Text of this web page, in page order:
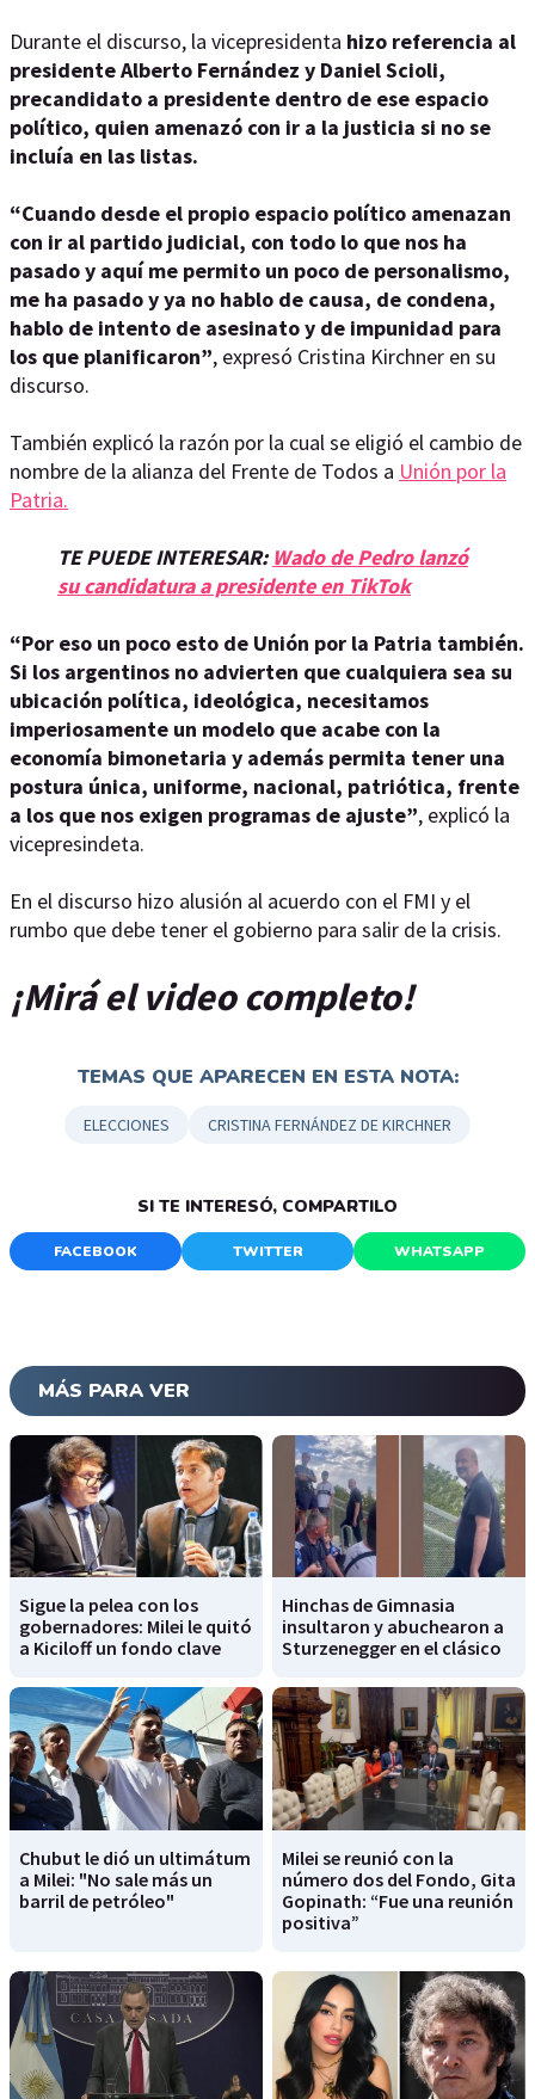
Durante el discurso, la vicepresidenta hizo referencia al
presidente Alberto Fernández y Daniel Scioli,
precandidato a presidente dentro de ese espacio
político, quien amenazó con ir a la justicia si no se
incluía en las listas.
“Cuando desde el propio espacio político amenazan
con ir al partido judicial, con todo lo que nos ha
pasado y aquí me permito un poco de personalismo,
me ha pasado y ya no hablo de causa, de condena,
hablo de intento de asesinato y de impunidad para
los que planificaron”, expresó Cristina Kirchner en su
discurso.
También explicó la razón por la cual se eligió el cambio de
nombre de la alianza del Frente de Todos a Unión por la
Patria.
TE PUEDE INTERESAR:Wado de Pedro lanzó
su candidatura a presidente en TikTok
“Por eso un poco esto de Unión por la Patria también.
Si los argentinos no advierten que cualquiera sea su
ubicación política, ideológica, necesitamos
imperiosamente un modelo que acabe con la
economía bimonetaria y además permita tener una
postura única, uniforme, nacional, patriótica, frente
a los que nos exigen programas de ajuste”, explicó la
vicepresindeta.
En el discurso hizo alusión al acuerdo con el FMI y el
rumbo que debe tener el gobierno para salir de la crisis.
¡Mirá el video completo!
TEMAS QUE APARECEN EN ESTA NOTA:
ELECCIONES CRISTINA FERNÁNDEZ DE KIRCHNER
SI TE INTERESÓ, COMPARTILO
FACEBOOK TWITTER WHATSAPP
MÁS PARA VER
Sigue la pelea con los
gobernadores: Milei le quitó
a Kiciloff un fondo clave
Hinchas de Gimnasia
insultaron y abuchearon a
Sturzenegger en el clásico
Chubut le dió un ultimátum
a Milei: "No sale más un
barril de petróleo"
Milei se reunió con la
número dos del Fondo, Gita
Gopinath: “Fue una reunión
positiva”